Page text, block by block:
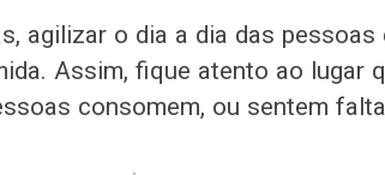
agilizar o dia a dia das pessoas
Assim, fique atento ao lugar
consomem, ou sentem